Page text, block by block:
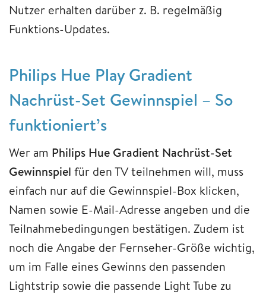
Nutzer erhalten darüber z. B. regelmäßig
Funktions-Updates.
Philips Hue Play Gradient
Nachrüst-Set Gewinnspiel – So
funktioniert’s
Wer am Philips Hue Gradient Nachrüst-Set
Gewinnspiel für den TV teilnehmen will, muss
einfach nur auf die Gewinnspiel-Box klicken,
Namen sowie E-Mail-Adresse angeben und die
Teilnahmebedingungen bestätigen. Zudem ist
noch die Angabe der Fernseher-Größe wichtig,
um im Falle eines Gewinns den passenden
Lightstrip sowie die passende Light Tube zu